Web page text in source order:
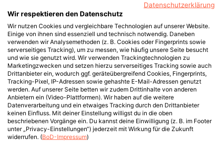
Datenschutzerklärung
Wir respektieren den Datenschutz
Wir nutzen Cookies und vergleichbare Technologien auf unserer Website.
Einige von ihnen sind essenziell und technisch notwendig. Daneben
verwenden wir Analysemethoden (z. B. Cookies oder Fingerprints sowie
serverseitiges Tracking), um zu messen, wie häufig unsere Seite besucht
und wie sie genutzt wird. Wir verwenden Trackingtechnologien zu
Marketingzwecken und setzen hierzu serverseitiges Tracking sowie auch
Drittanbieter ein, wodurch ggf. geräteübergreifend Cookies, Fingerprints,
Tracking-Pixel, IP-Adressen sowie gehashte E-Mail-Adressen genutzt
werden. Auf unserer Seite betten wir zudem Drittinhalte von anderen
Anbietern ein (Video-Plattformen). Wir haben auf die weitere
Datenverarbeitung und ein etwaiges Tracking durch den Drittanbieter
keinen Einfluss. Mit deiner Einstellung willigst du in die oben
beschriebenen Vorgänge ein. Du kannst deine Einwilligung (z. B. im Footer
unter „Privacy-Einstellungen“) jederzeit mit Wirkung für die Zukunft
widerrufen. (BoD-Impressum)